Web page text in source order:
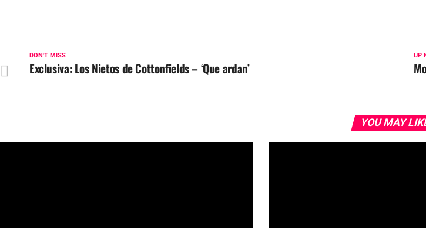
UP
DON'T MISS
Exclusiva: Los Nietos de Cottonfields – ‘Que ardan’
YOU MAY